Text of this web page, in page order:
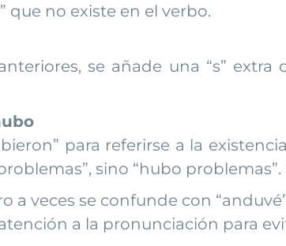
que no existe en el verbo.
se añade una “s”
para referirse a la
sino “hubo
a veces se confunde con
a la pronunciación para